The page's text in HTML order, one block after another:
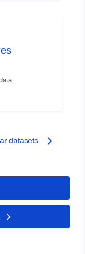
datasets arrow_forward